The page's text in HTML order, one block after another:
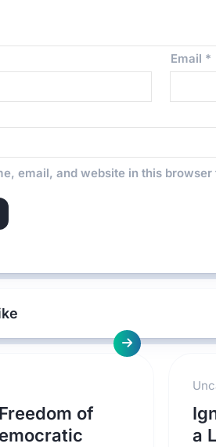
Email *
email, and website in this
of
a